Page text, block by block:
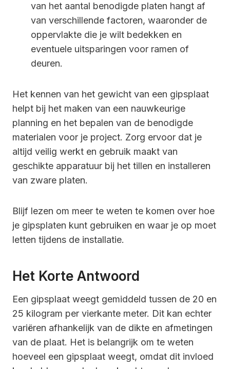
van het aantal benodigde platen hangt af
van verschillende factoren, waaronder de
oppervlakte die je wilt bedekken en
eventuele uitsparingen voor ramen of
deuren.
Het kennen van het gewicht van een gipsplaat
helpt bij het maken van een nauwkeurige
planning en het bepalen van de benodigde
materialen voor je project. Zorg ervoor dat je
altijd veilig werkt en gebruik maakt van
geschikte apparatuur bij het tillen en installeren
van zware platen.
Blijf lezen om meer te weten te komen over hoe
je gipsplaten kunt gebruiken en waar je op moet
letten tijdens de installatie.
Het Korte Antwoord
Een gipsplaat weegt gemiddeld tussen de 20 en
25 kilogram per vierkante meter. Dit kan echter
variëren afhankelijk van de dikte en afmetingen
van de plaat. Het is belangrijk om te weten
hoeveel een gipsplaat weegt, omdat dit invloed